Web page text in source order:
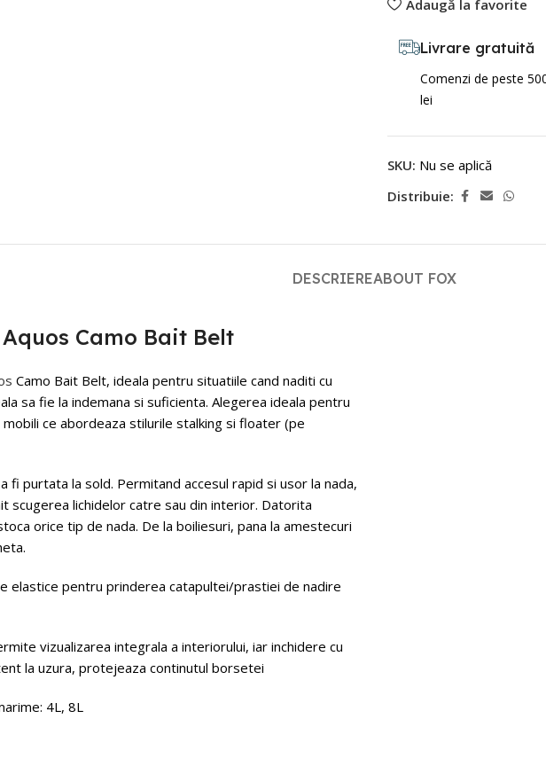
Adaugă la favorite
Livrare gratuită
Comenzi de peste
lei
SKU: Nu se aplică
Distribuie:
DESCRIEREABOUT FOX
Camo Bait Belt
Camo Bait Belt, ideala pentru situatiile cand naditi cu
sa fie la indemana si suficienta. Alegerea ideala pentru
ce abordeaza stilurile stalking si floater (pe
purtata la sold. Permitand accesul rapid si usor la nada,
scugerea lichidelor catre sau din interior. Datorita
orice tip de nada. De la boiliesuri, pana la amestecuri
elastice pentru prinderea catapultei/prastiei de nadire
vizualizarea integrala a interiorului, iar inchidere cu
la uzura, protejeaza continutul borsetei
4L, 8L